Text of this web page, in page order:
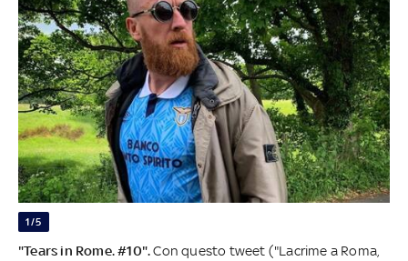
1/5
"Tears in Rome. #10".Con questo tweet ("Lacrime a Roma,